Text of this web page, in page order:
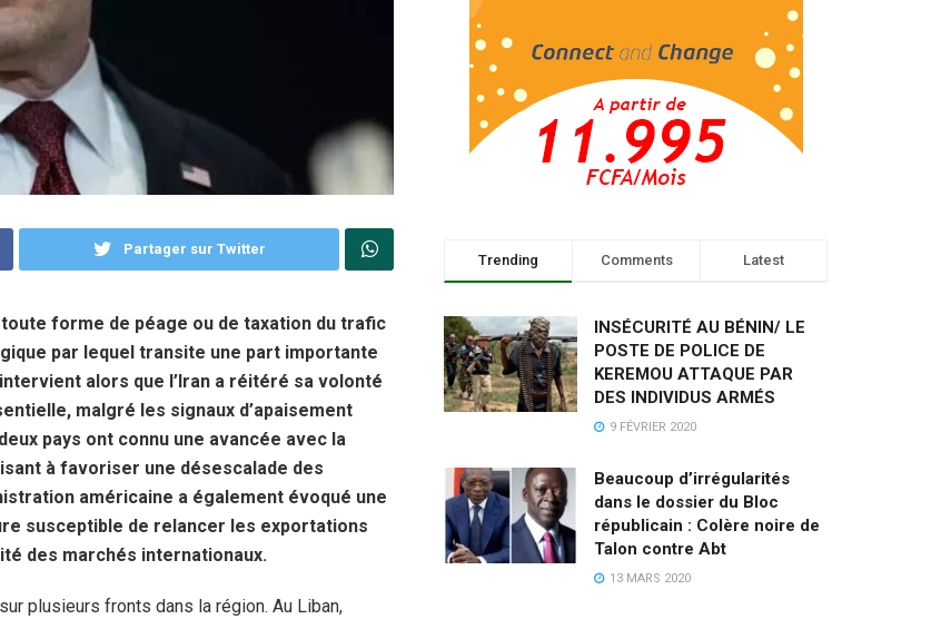
Partager sur Twitter
forme de péage ou de taxation du trafic
par lequel transite une part importante
alors que l’Iran a réitéré sa volonté
malgré les signaux d’apaisement
pays ont connu une avancée avec la
à favoriser une désescalade des
américaine a également évoqué une
susceptible de relancer les exportations
des marchés internationaux.
plusieurs fronts dans la région. Au Liban,
Trending Comments Latest
INSÉCURITÉ AU BÉNIN/ LE
POSTE DE POLICE DE
KEREMOU ATTAQUE PAR
DES INDIVIDUS ARMÉS
9 FÉVRIER 2020
Beaucoup d’irrégularités
dans le dossier du Bloc
républicain : Colère noire de
Talon contre Abt
13 MARS 2020